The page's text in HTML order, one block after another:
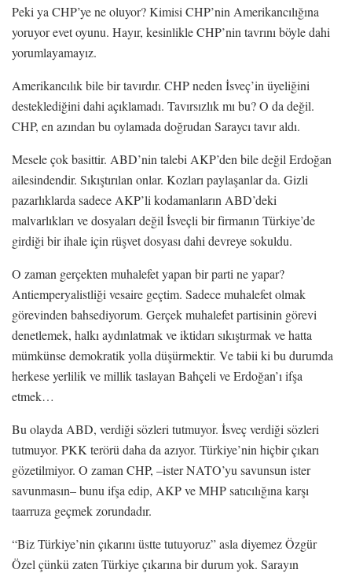
Peki ya CHP’ye ne oluyor? Kimisi CHP’nin Amerikancılığına
yoruyor evet oyunu. Hayır, kesinlikle CHP’nin tavrını böyle dahi
yorumlayamayız.
Amerikancılık bile bir tavırdır. CHP neden İsveç’in üyeliğini
desteklediğini dahi açıklamadı. Tavırsızlık mı bu? O da değil.
CHP, en azından bu oylamada doğrudan Saraycı tavır aldı.
Mesele çok basittir. ABD’nin talebi AKP’den bile değil Erdoğan
ailesindendir. Sıkıştırılan onlar. Kozları paylaşanlar da. Gizli
pazarlıklarda sadece AKP’li kodamanların ABD’deki
malvarlıkları ve dosyaları değil İsveçli bir firmanın Türkiye’de
girdiği bir ihale için rüşvet dosyası dahi devreye sokuldu.
O zaman gerçekten muhalefet yapan bir parti ne yapar?
Antiemperyalistliği vesaire geçtim. Sadece muhalefet olmak
görevinden bahsediyorum. Gerçek muhalefet partisinin görevi
denetlemek, halkı aydınlatmak ve iktidarı sıkıştırmak ve hatta
mümkünse demokratik yolla düşürmektir. Ve tabii ki bu durumda
herkese yerlilik ve millik taslayan Bahçeli ve Erdoğan’ı ifşa
etmek…
Bu olayda ABD, verdiği sözleri tutmuyor. İsveç verdiği sözleri
tutmuyor. PKK terörü daha da azıyor. Türkiye’nin hiçbir çıkarı
gözetilmiyor. O zaman CHP, –ister NATO’yu savunsun ister
savunmasın– bunu ifşa edip, AKP ve MHP satıcılığına karşı
taarruza geçmek zorundadır.
“Biz Türkiye’nin çıkarını üstte tutuyoruz” asla diyemez Özgür
Özel çünkü zaten Türkiye çıkarına bir durum yok. Sarayın